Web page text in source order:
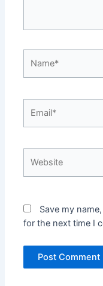
Save my
for the next time I